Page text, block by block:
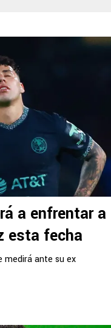
a enfrentar a
esta fecha
medirá ante su ex